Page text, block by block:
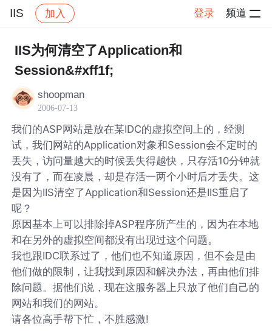
IIS 加入 登录 频道
社区 IIS 帖子详情
IIS为何清空了Application和
Session&#xff1f;
shoopman
2006-07-13
我们的ASP网站是放在某IDC的虚拟空间上的，经测
试，我们网站的Application对象和Session会不定时的
丢失，访问量越大的时候丢失得越快，只存活10分钟就
没有了，而在凌晨，却是存活一两个小时后才丢失。这
是因为IIS清空了Application和Session还是IIS重启了
呢？
原因基本上可以排除掉ASP程序所产生的，因为在本地
和在另外的虚拟空间都没有出现过这个问题。
我也跟IDC联系过了，他们也不知道原因，但不会是由
他们做的限制，让我找到原因和解决办法，再由他们排
除问题。据他们说，现在这服务器上只放了他们自己的
网站和我们的网站。
请各位高手帮下忙，不胜感激!